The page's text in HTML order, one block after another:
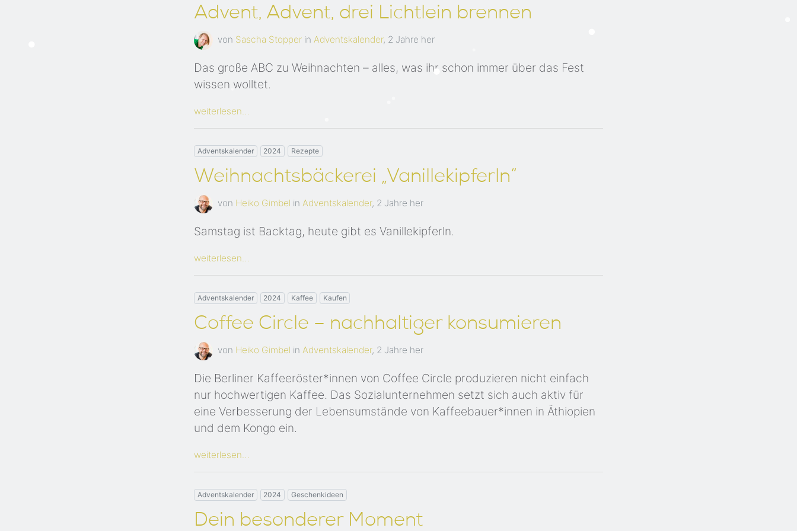
Advent, Advent, drei Lichtlein brennen
von Sascha Stopper in Adventskalender, 2 Jahre her
Das große ABC zu Weihnachten – alles, was ihr schon immer über das Fest
wissen wolltet.
weiterlesen…
Adventskalender 2024 Rezepte
Weihnachtsbäckerei „Vanillekipferln“
von Heiko Gimbel in Adventskalender, 2 Jahre her
Samstag ist Backtag, heute gibt es Vanillekipferln.
weiterlesen…
Adventskalender 2024 Kaffee Kaufen
Coffee Circle – nachhaltiger konsumieren
von Heiko Gimbel in Adventskalender, 2 Jahre her
Die Berliner Kaffeeröster*innen von Coffee Circle produzieren nicht einfach
nur hochwertigen Kaffee. Das Sozialunternehmen setzt sich auch aktiv für
eine Verbesserung der Lebensumstände von Kaffeebauer*innen in Äthiopien
und dem Kongo ein.
weiterlesen…
Adventskalender 2024 Geschenkideen
Dein besonderer Moment